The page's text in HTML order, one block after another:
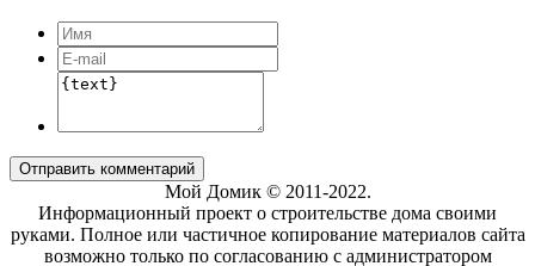
Отправить комментарий
Мой Домик © 2011-2022.
Информационный проект о строительстве дома своими
руками. Полное или частичное копирование материалов сайта
возможно только по согласованию с администратором